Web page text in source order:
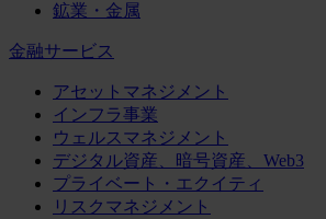
鉱業・金属
金融サービス
アセットマネジメント
インフラ事業
ウェルスマネジメント
デジタル資産、暗号資産、Web3
プライベート・エクイティ
リスクマネジメント